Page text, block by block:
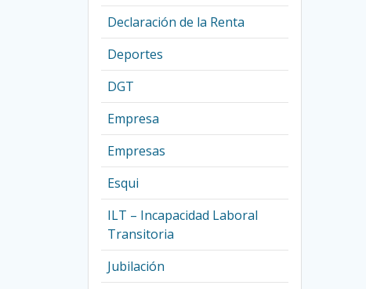
Declaración de la Renta
Deportes
DGT
Empresa
Empresas
Esqui
ILT – Incapacidad Laboral
Transitoria
Jubilación